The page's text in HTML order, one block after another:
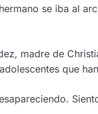
se iba al
madre de
que